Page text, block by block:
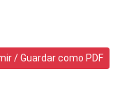
/ Guardar como PDF